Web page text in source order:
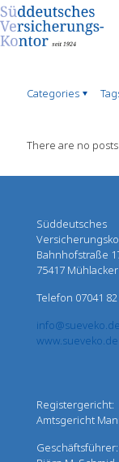
Categories
There are no
Süddeutsches
Bahnhofstraße
75417 Mühlacker
Telefon 07041
info@sueveko.de
www.sueveko.de
Registergericht:
Amtsgericht
Geschäftsführer: